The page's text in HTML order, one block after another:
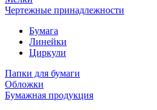
Чертежные принадлежности
Бумага
Линейки
Циркули
Папки для бумаги
Обложки
Бумажная продукция